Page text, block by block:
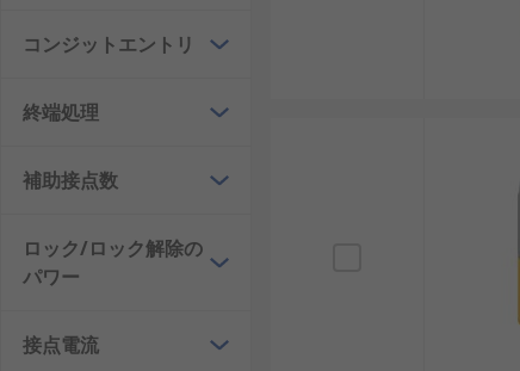
通電時解除式ソレノイドインターロックスイッチ
電磁ロックセーフティドアスイッチ
高保持力ソレノイドインターロックスイッチ
手動解除付きソレノイドインターロックスイッ
を考える設備で確認されます。
機械や水を使う工程でも候補になります。
コンジットエントリ
終端処理
補助接点数
ロック/ロック解除の
パワー
接点電流